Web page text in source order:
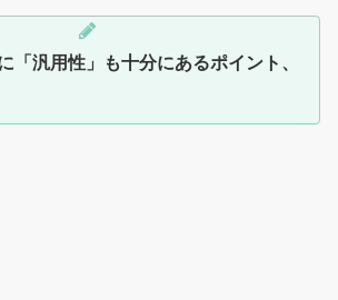
「汎用性」も十分にあるポイント、